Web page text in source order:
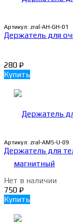
Артикул: zral-AH-GH-01
Держатель для
280 ₽
Купить
Артикул: zral-AMS-U-09
Держатель для
Нет в наличии
750 ₽
Купить